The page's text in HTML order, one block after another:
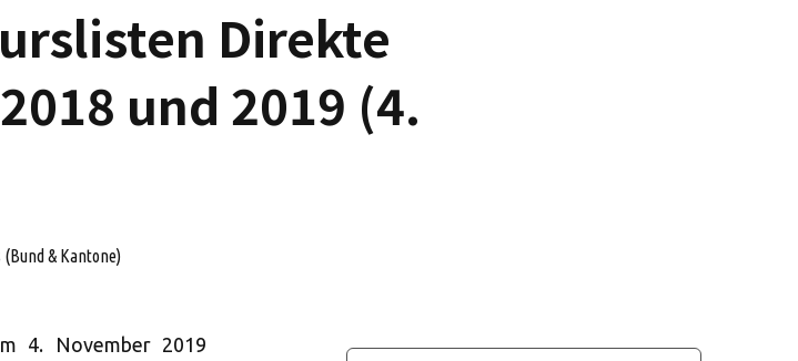
Direkte
und 2019 (4.
(Bund & Kantone)
4. November 2019